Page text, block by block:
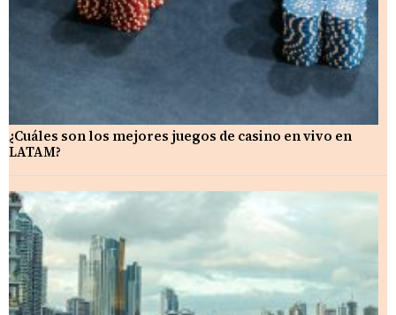
¿Cuáles son los mejores juegos de casino en vivo en
LATAM?